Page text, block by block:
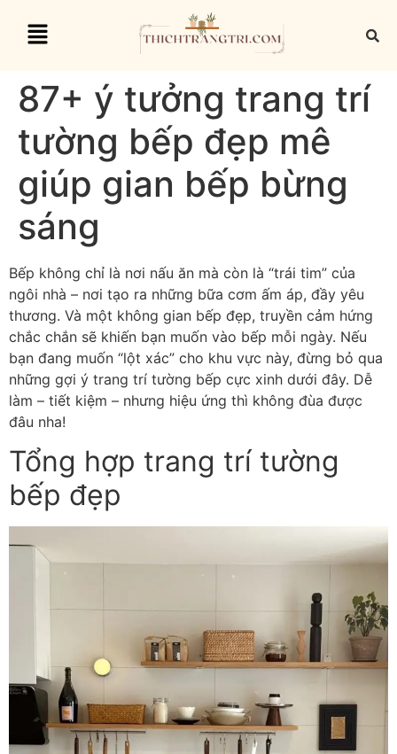
87+ ý tưởng trang trí
tường bếp đẹp mê
giúp gian bếp bừng
sáng
Bếp không chỉ là nơi nấu ăn mà còn là “trái tim” của
ngôi nhà – nơi tạo ra những bữa cơm ấm áp, đầy yêu
thương. Và một không gian bếp đẹp, truyền cảm hứng
chắc chắn sẽ khiến bạn muốn vào bếp mỗi ngày. Nếu
bạn đang muốn “lột xác” cho khu vực này, đừng bỏ qua
những gợi ý trang trí tường bếp cực xinh dưới đây. Dễ
làm – tiết kiệm – nhưng hiệu ứng thì không đùa được
đâu nha!
Tổng hợp trang trí tường
bếp đẹp